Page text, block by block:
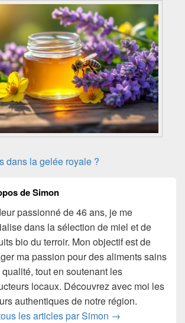
dans la gelée royale ?
de Simon
passionné de 46 ans, je me
dans la sélection de miel et de
bio du terroir. Mon objectif est de
ma passion pour des aliments sains
tout en soutenant les
locaux. Découvrez avec moi les
authentiques de notre région.
les articles par Simon →